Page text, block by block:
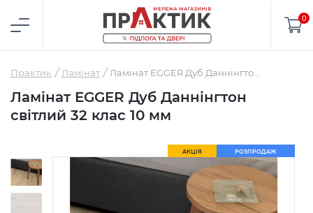
0
Практик Ламінат
Ламінат EGGER Дуб Даннінгтон
світлий 32 клас 10 мм
АКЦІЯ РОЗПРОДАЖ